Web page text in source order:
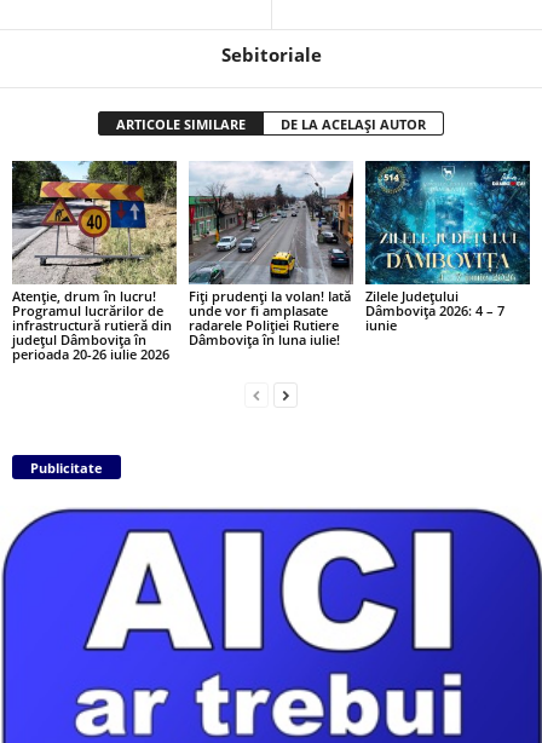
Sebitoriale
ARTICOLE SIMILARE DE LA ACELAȘI AUTOR
Atenție, drum în lucru!
Programul lucrărilor de
infrastructură rutieră din
județul Dâmbovița în
perioada 20-26 iulie 2026
Fiți prudenți la volan! Iată
unde vor fi amplasate
radarele Poliției Rutiere
Dâmbovița în luna iulie!
Zilele Județului
Dâmbovița 2026: 4 – 7
iunie
Publicitate